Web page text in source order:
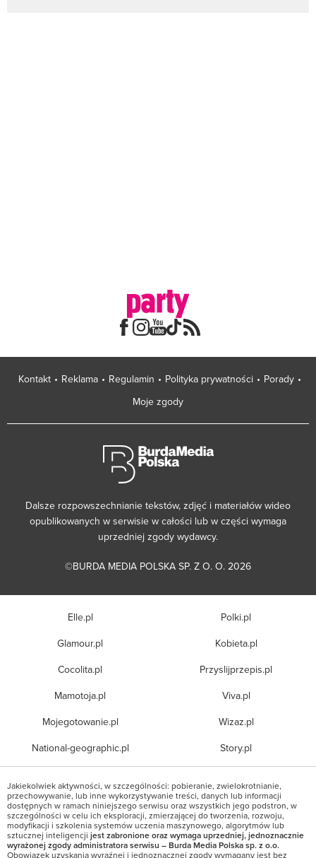
Kontakt Reklama Regulamin Polityka prywatności
Porady
Moje zgody
Dalsze rozpowszechnianie tekstów, zdjęć i materiałów wideo
opublikowanych w serwisie w całości lub w części wymaga
uprzedniej zgody wydawcy.
©BURDA MEDIA POLSKA SP. Z O. O. 2026
Elle.pl
Glamour.pl
Cocolita.pl
Mamotoja.pl
Mojegotowanie.pl
National-geographic.pl
Polki.pl
Kobieta.pl
Przyslijprzepis.pl
Viva.pl
Wizaz.pl
Story.pl
Jakiekolwiek aktywności, w szczególności: pobieranie, zwielokrotnianie,
przechowywanie, lub inne wykorzystywanie treści, danych lub informacji
dostępnych w ramach niniejszego serwisu oraz wszystkich jego podstron, w
szczególności w celu ich eksploracji, zmierzającej do tworzenia, rozwoju,
modyfikacji i szkolenia systemów uczenia maszynowego, algorytmów lub
sztucznej inteligencji jest zabronione oraz wymaga uprzedniej, jednoznacznie
wyrażonej zgody administratora serwisu – Burda Media Polska sp. z o.o.
Obowiązek uzyskania wyraźnej i jednoznacznej zgody wymagany jest bez